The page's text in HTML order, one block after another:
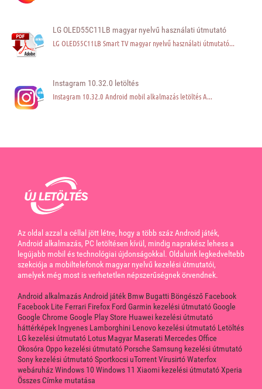
LG OLED55C11LB magyar nyelvű használati útmutató
LG OLED55C11LB Smart TV magyar nyelvű használati útmutató...
Instagram 10.32.0 letöltés
Instagram 10.32.0 Android mobil alkalmazás letöltés A...
Az oldal azzal a céllal jött létre, hogy a több száz Android játék,
Android alkalmazás, PC letöltésen kívül, mindig naprakész lehess a
legújabb mobil és technológiai újdonságokkal. Oldalunk legkedveltebb
szekciója a mobiltelefonok magyar nyelvű kezelési útmutatói,
amelyek még most is verhetetlen népszerűségnek örvendnek.
Android alkalmazásAndroid játék Bmw Bugatti Böngésző Facebook
Facebook Lite Ferrari Firefox Ford Garmin kezelési útmutatóGoogle
Google Chrome Google Play Store Huawei kezelési útmutató
háttérképek Ingyenes Lamborghini Lenovo kezelési útmutató Letöltés
LG kezelési útmutató Lotus Magyar Maserati MercedesOffice
Okosóra Oppo kezelési útmutató Porsche Samsung kezelési útmutató
Sony kezelési útmutatóSportkocsiuTorrentVírusirtóWaterfox
webáruházWindows 10Windows 11 Xiaomi kezelési útmutatóXperia
Összes Címke mutatása